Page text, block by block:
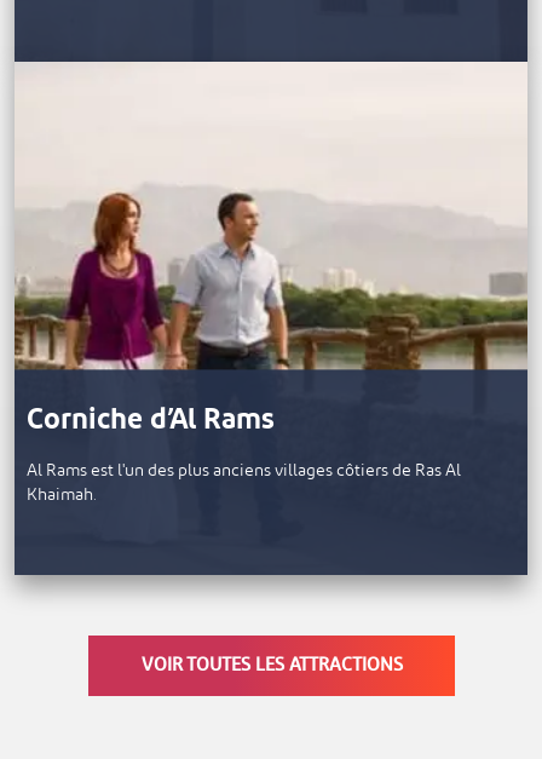
Corniche d’Al Rams
Al Rams est l'un des plus anciens villages côtiers de Ras Al
Khaimah.
VOIR TOUTES LES ATTRACTIONS